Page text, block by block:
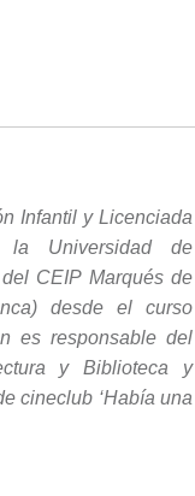
Infantil y Licenciada
la Universidad de
CEIP Marqués de
desde el curso
es responsable del
y Biblioteca y
cineclub ‘Había una